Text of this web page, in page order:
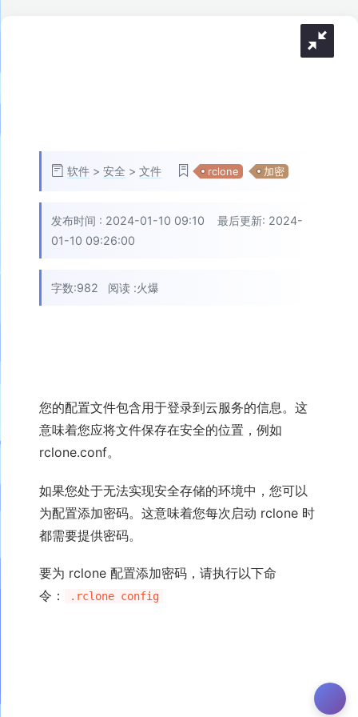
软件 > 安全 > 文件 rclone 加密
发布时间 : 2024-01-10 09:10 最后更新: 2024-
01-10 09:26:00
字数:982 阅读 :火爆
您的配置文件包含用于登录到云服务的信息。这
意味着您应将文件保存在安全的位置，例如
rclone.conf。
如果您处于无法实现安全存储的环境中，您可以
为配置添加密码。这意味着您每次启动 rclone 时
都需要提供密码。
要为 rclone 配置添加密码，请执行以下命
令：
.rclone config